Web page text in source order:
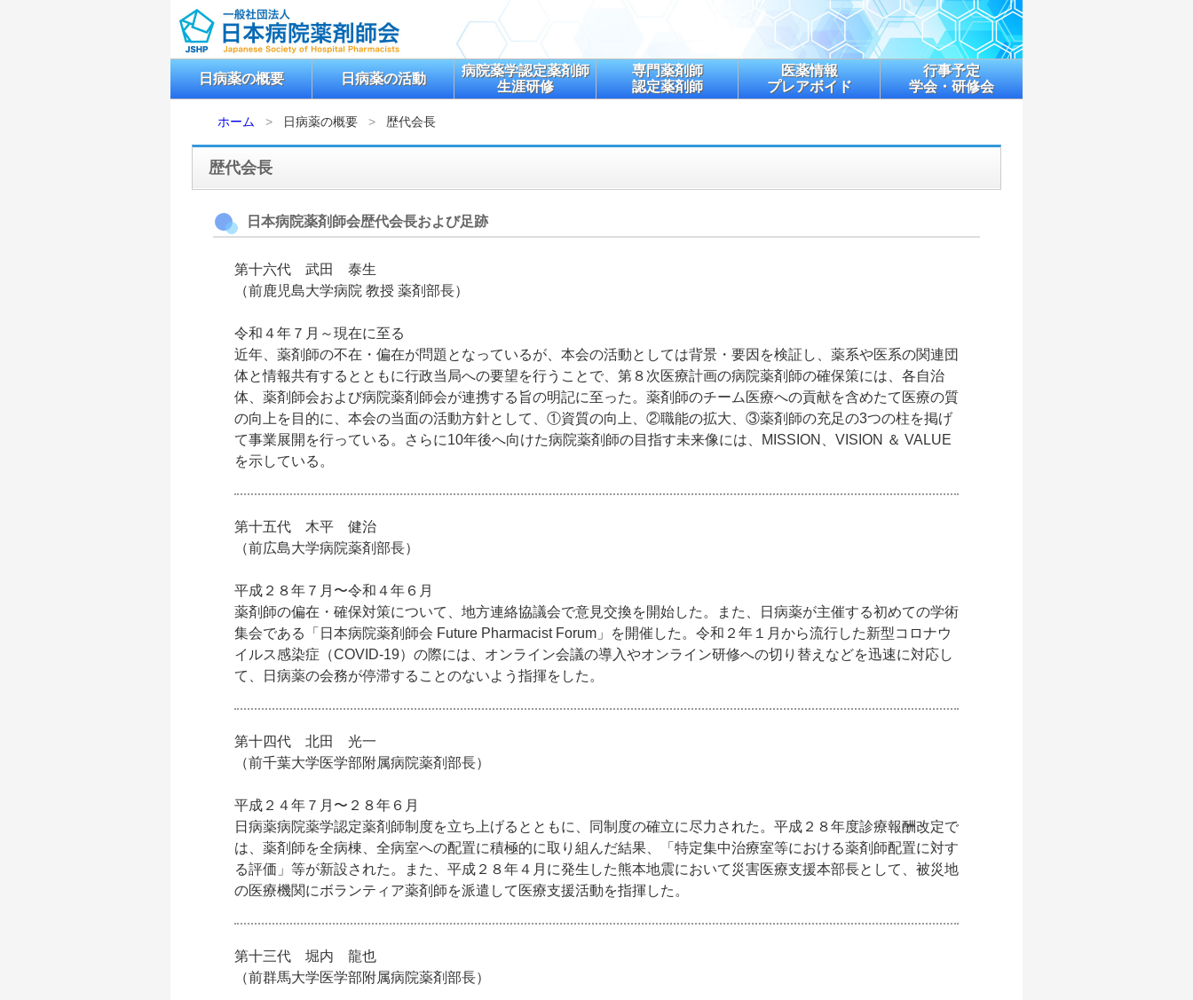
日病薬の概要 日病薬の活動
病院薬学認定薬剤師
生涯研修
専門薬剤師
認定薬剤師
医薬情報
プレアボイド
行事予定
学会・研修会
ホーム 日病薬の概要 歴代会長
歴代会長
日本病院薬剤師会歴代会長および足跡
第十六代 武田 泰生
（前鹿児島大学病院 教授 薬剤部長）
令和４年７月～現在に至る
近年、薬剤師の不在・偏在が問題となっているが、本会の活動としては背景・要因を検証し、薬系や医系の関連団
体と情報共有するとともに行政当局への要望を行うことで、第８次医療計画の病院薬剤師の確保策には、各自治
体、薬剤師会および病院薬剤師会が連携する旨の明記に至った。薬剤師のチーム医療への貢献を含めたて医療の質
の向上を目的に、本会の当面の活動方針として、①資質の向上、②職能の拡大、③薬剤師の充足の3つの柱を掲げ
て事業展開を行っている。さらに10年後へ向けた病院薬剤師の目指す未来像には、MISSION、VISION ＆ VALUE
を示している。
第十五代 木平 健治
（前広島大学病院薬剤部長）
平成２８年７月〜令和４年６月
薬剤師の偏在・確保対策について、地方連絡協議会で意見交換を開始した。また、日病薬が主催する初めての学術
集会である「日本病院薬剤師会 Future Pharmacist Forum」を開催した。令和２年１月から流行した新型コロナウ
イルス感染症（COVID-19）の際には、オンライン会議の導入やオンライン研修への切り替えなどを迅速に対応し
て、日病薬の会務が停滞することのないよう指揮をした。
第十四代 北田 光一
（前千葉大学医学部附属病院薬剤部長）
平成２４年７月〜２８年６月
日病薬病院薬学認定薬剤師制度を立ち上げるとともに、同制度の確立に尽力された。平成２８年度診療報酬改定で
は、薬剤師を全病棟、全病室への配置に積極的に取り組んだ結果、「特定集中治療室等における薬剤師配置に対す
る評価」等が新設された。また、平成２８年４月に発生した熊本地震において災害医療支援本部長として、被災地
の医療機関にボランティア薬剤師を派遣して医療支援活動を指揮した。
第十三代 堀内 龍也
（前群馬大学医学部附属病院薬剤部長）